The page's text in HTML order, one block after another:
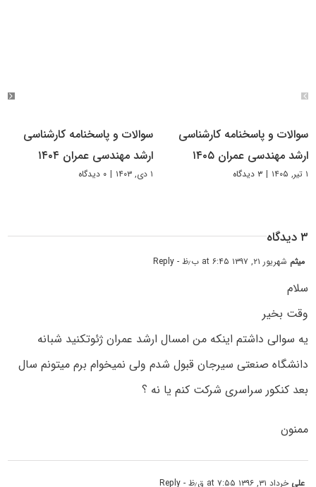
سوالات و پاسخنامه کارشناسی
ارشد مهندسی عمران ۱۴۰۵
۱ تیر, ۱۴۰۵ | ۳ دیدگاه
سوالات و پاسخنامه کارشناسی
ارشد مهندسی عمران ۱۴۰۴
۱ دی, ۱۴۰۳ | ۰ دیدگاه
۳ دیدگاه
میثم شهریور ۲۱, ۱۳۹۷ at ۶:۴۵ ب٫ظ - Reply
سلام
وقت بخیر
یه سوالی داشتم اینکه من امسال ارشد عمران ژئوتکنید شبانه
دانشگاه صنعتی سیرجان قبول شدم ولی نمیخوام برم میتونم سال
بعد کنکور سراسری شرکت کنم یا نه ؟
ممنون
علی خرداد ۳۱, ۱۳۹۶ at ۷:۵۵ ق٫ظ - Reply